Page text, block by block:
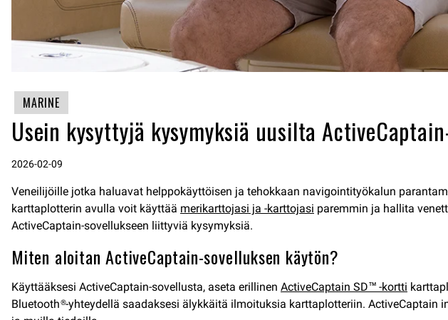
MARINE
Usein kysyttyjä kysymyksiä uusilta
2026-02-09
Veneilijöille jotka haluavat helppokäyttöisen ja tehokkaan navigointityökalun
karttaplotterin avulla voit käyttää merikarttojasi ja -karttojasi paremmin ja hallita
ActiveCaptain-sovellukseen liittyviä kysymyksiä.
Miten aloitan ActiveCaptain-sovelluksen käytön?
Käyttääksesi ActiveCaptain-sovellusta, aseta erillinen ActiveCaptain SD™ -kortti
Bluetooth®-yhteydellä saadaksesi älykkäitä ilmoituksia karttaplotteriin.